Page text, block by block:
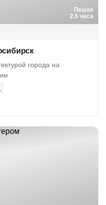
Пешая
2.5 часа
города на